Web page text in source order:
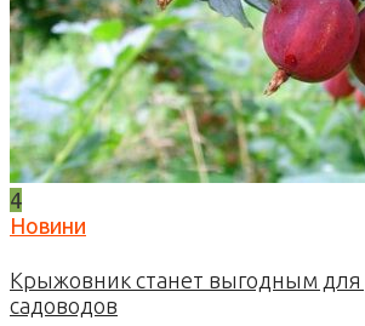
4
Новини
Крыжовник станет выгодным для
садоводов